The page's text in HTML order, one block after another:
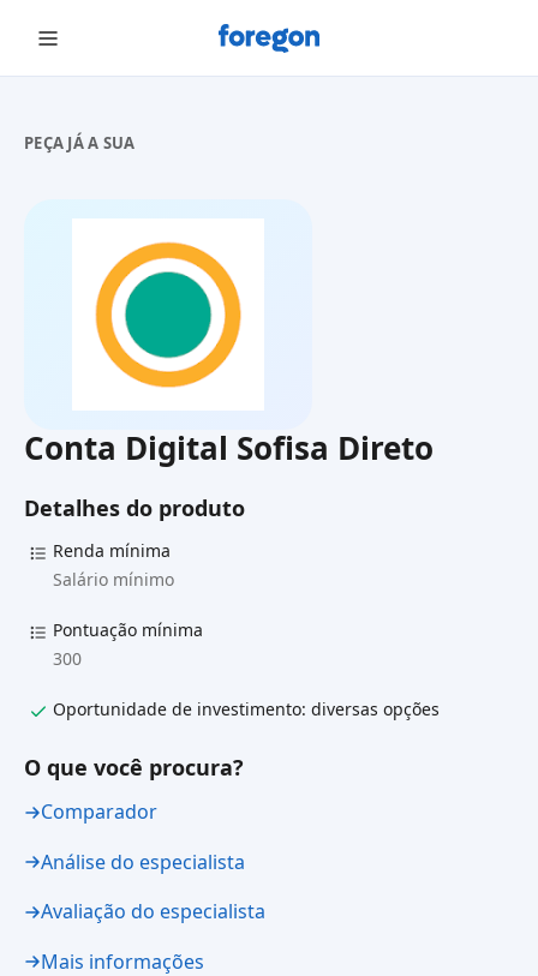
Foregon.com
PEÇA JÁ A SUA
Conta Digital Sofisa Direto
Detalhes do produto
Renda mínima
Salário mínimo
Pontuação mínima
300
Oportunidade de investimento: diversas opções
O que você procura?
Comparador
Análise do especialista
Avaliação do especialista
Mais informações